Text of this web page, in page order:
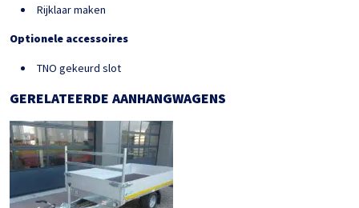
Rijklaar maken
Optionele accessoires
TNO gekeurd slot
GERELATEERDE AANHANGWAGENS